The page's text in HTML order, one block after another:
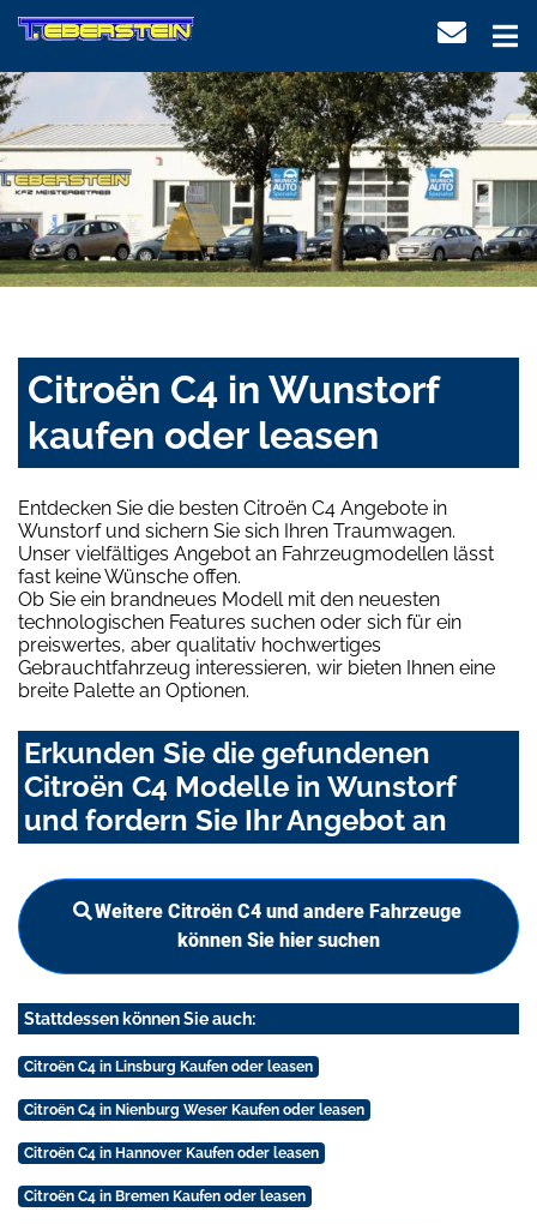
Citroën C4 in Wunstorf
kaufen oder leasen
Entdecken Sie die besten Citroën C4 Angebote in
Wunstorf und sichern Sie sich Ihren Traumwagen.
Unser vielfältiges Angebot an Fahrzeugmodellen lässt
fast keine Wünsche offen.
Ob Sie ein brandneues Modell mit den neuesten
technologischen Features suchen oder sich für ein
preiswertes, aber qualitativ hochwertiges
Gebrauchtfahrzeug interessieren, wir bieten Ihnen eine
breite Palette an Optionen.
Erkunden Sie die gefundenen
Citroën C4 Modelle in Wunstorf
und fordern Sie Ihr Angebot an
Weitere Citroën C4 und andere Fahrzeuge
können Sie hier suchen
Stattdessen können Sie auch:
Citroën C4 in Linsburg Kaufen oder leasen
Citroën C4 in Nienburg Weser Kaufen oder leasen
Citroën C4 in Hannover Kaufen oder leasen
Citroën C4 in Bremen Kaufen oder leasen